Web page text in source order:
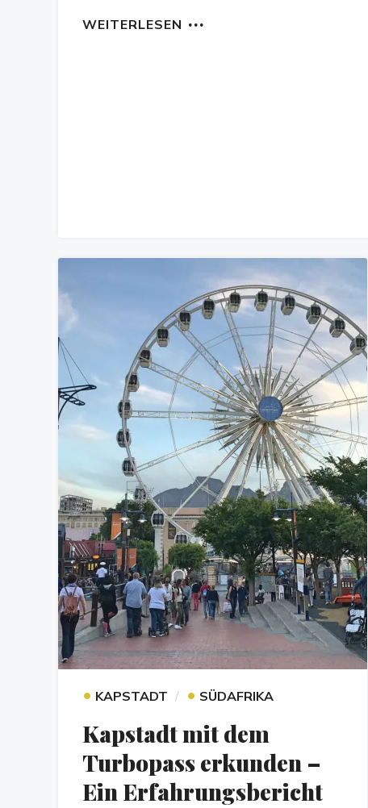
WEITERLESEN
• KAPSTADT • SÜDAFRIKA
Kapstadt mit dem
Turbopass erkunden –
Ein Erfahrungsbericht